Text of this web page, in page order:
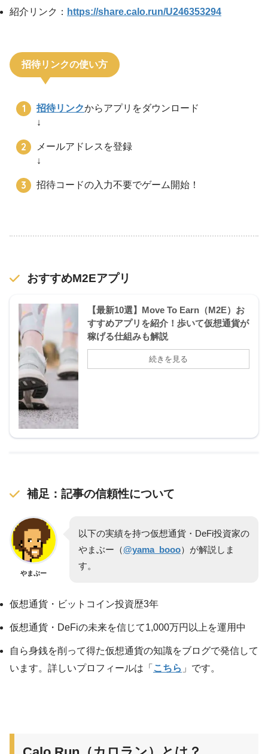
紹介リンク： https://share.calo.run/U246353294
招待リンクの使い方
招待リンクからアプリをダウンロード
↓
メールアドレスを登録
↓
招待コードの入力不要でゲーム開始！
おすすめM2Eアプリ
【最新10選】Move To Earn（M2E）お
すすめアプリを紹介！歩いて仮想通貨が
稼げる仕組みも解説
補足：記事の信頼性について
やまぶー
以下の実績を持つ仮想通貨・DeFi投資家の
やまぶー（@yama_booo）が解説しま
す。
仮想通貨・ビットコイン投資歴3年
仮想通貨・DeFiの未来を信じて1,000万円以上を運用中
自ら身銭を削って得た仮想通貨の知識をブログで発信して
います。詳しいプロフィールは「 こちら 」です。